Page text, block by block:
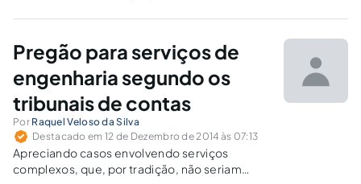
Poder Executivo, ressaltando como
na Administração Pública.
Pregão para serviços de
engenharia segundo os
tribunais de contas
Por Raquel Veloso da Silva
Destacado em 12 de Dezembro de 2014 às 07:13
Apreciando casos envolvendo serviços
complexos, que, por tradição, não seriam